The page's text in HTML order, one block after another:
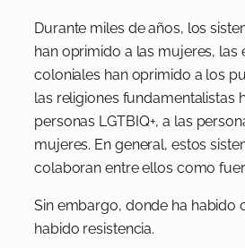
Durante miles de años, los
han oprimido a las mujeres, las
coloniales han oprimido a los
las religiones fundamentalistas
personas LGTBIQ+, a las
mujeres. En general, estos
colaboran entre ellos como
Sin embargo, donde ha habido
habido resistencia.